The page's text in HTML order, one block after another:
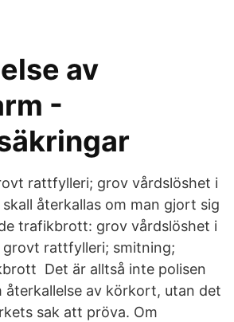
av
-
rattfylleri; grov vårdslöshet i
återkallas om man gjort sig
trafikbrott: grov vårdslöshet i
rattfylleri; smitning;
Det är alltså inte polisen
återkallelse av körkort, utan det
sak att pröva. Om